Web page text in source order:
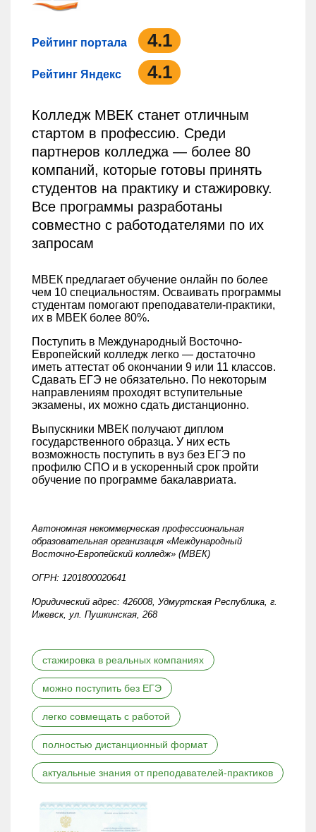
Рейтинг портала 4.1
Рейтинг Яндекс 4.1
Колледж МВЕК станет отличным
стартом в профессию. Среди
партнеров колледжа — более 80
компаний, которые готовы принять
студентов на практику и стажировку.
Все программы разработаны
совместно с работодателями по их
запросам
стажировка в реальных компаниях
можно поступить без ЕГЭ
легко совмещать с работой
полностью дистанционный формат
актуальные знания от преподавателей-практиков
МВЕК предлагает обучение онлайн по более
чем 10 специальностям. Осваивать программы
студентам помогают преподаватели-практики,
их в МВЕК более 80%.
Поступить в Международный Восточно-
Европейский колледж легко — достаточно
иметь аттестат об окончании 9 или 11 классов.
Сдавать ЕГЭ не обязательно. По некоторым
направлениям проходят вступительные
экзамены, их можно сдать дистанционно.
Выпускники МВЕК получают диплом
государственного образца. У них есть
возможность поступить в вуз без ЕГЭ по
профилю СПО и в ускоренный срок пройти
обучение по программе бакалавриата.
Автономная некоммерческая профессиональная
образовательная организация «Международный
Восточно-Европейский колледж» (МВЕК)
ОГРН: 1201800020641
Юридический адрес: 426008, Удмуртская Республика, г.
Ижевск, ул. Пушкинская, 268